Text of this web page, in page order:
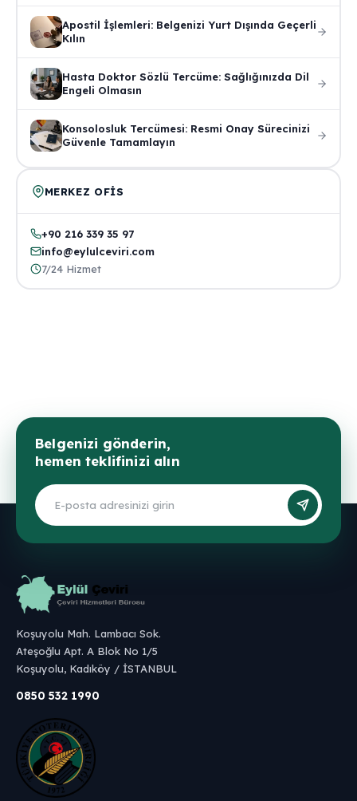
Apostil İşlemleri: Belgenizi Yurt Dışında Geçerli
Kılın
Hasta Doktor Sözlü Tercüme: Sağlığınızda Dil
Engeli Olmasın
Konsolosluk Tercümesi: Resmi Onay Sürecinizi
Güvenle Tamamlayın
MERKEZ OFIS
+90 216 339 35 97
info@eylulceviri.com
7/24 Hizmet
Belgenizi gönderin,
hemen teklifinizi alın
Koşuyolu Mah. Lambacı Sok.
Ateşoğlu Apt. A Blok No 1/5
Koşuyolu, Kadıköy / İSTANBUL
0850 532 1990